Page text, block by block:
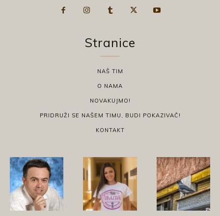
Stranice
NAŠ TIM
O NAMA
NOVAKUJMO!
PRIDRUŽI SE NAŠEM TIMU, BUDI POKAZIVAČ!
KONTAKT